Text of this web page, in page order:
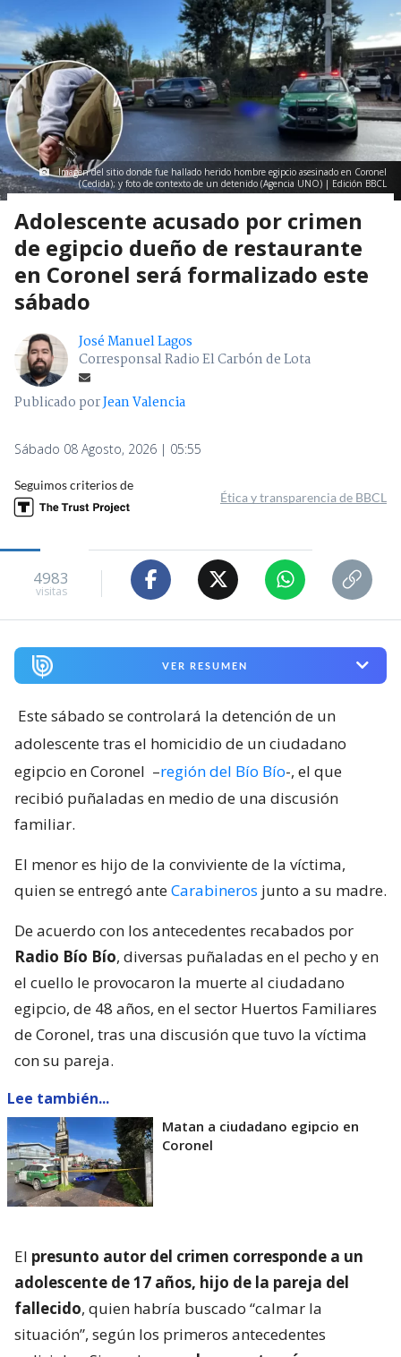
Imagen del sitio donde fue hallado herido hombre egipcio asesinado en Coronel
(Cedida); y foto de contexto de un detenido (Agencia UNO) | Edición BBCL
Adolescente acusado por crimen
de egipcio dueño de restaurante
en Coronel será formalizado este
sábado
José Manuel Lagos
Corresponsal Radio El Carbón de Lota
Publicado porJean Valencia
Sábado 08 Agosto, 2026 | 05:55
Seguimos criterios de
Ética y transparencia de BBCL
4983
visitas
VER RESUMEN
Este sábado se controlará la detención de un
adolescente tras el homicidio de un ciudadano
egipcio en Coronel –región del Bío Bío-, el que
recibió puñaladas en medio de una discusión
familiar.
El menor es hijo de la conviviente de la víctima,
quien se entregó anteCarabineros junto a su madre.
De acuerdo con los antecedentes recabados por
Radio Bío Bío, diversas puñaladas en el pecho y en
el cuello le provocaron la muerte al ciudadano
egipcio, de 48 años, en el sector Huertos Familiares
de Coronel, tras una discusión que tuvo la víctima
con su pareja.
Lee también...
Matan a ciudadano egipcio en
Coronel
El presunto autor del crimen corresponde a un
adolescente de 17 años, hijo de la pareja del
fallecido, quien habría buscado “calmar la
situación”, según los primeros antecedentes